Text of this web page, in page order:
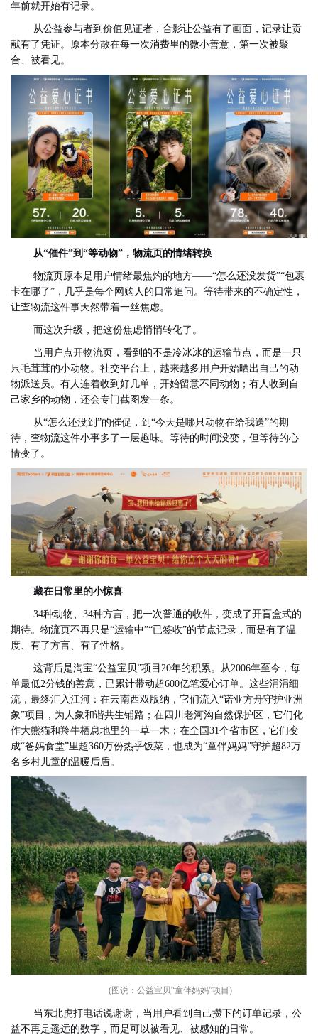
年前就开始有记录。
从公益参与者到价值见证者，合影让公益有了画面，记录让贡
献有了凭证。原本分散在每一次消费里的微小善意，第一次被聚
合、被看见。
从“催件”到“等动物”，物流页的情绪转换
物流页原本是用户情绪最焦灼的地方——“怎么还没发货”“包裹
卡在哪了”，几乎是每个网购人的日常追问。等待带来的不确定性，
让查物流这件事天然带着一丝焦虑。
而这次升级，把这份焦虑悄悄转化了。
当用户点开物流页，看到的不是冷冰冰的运输节点，而是一只
只毛茸茸的小动物。社交平台上，越来越多用户开始晒出自己的动
物派送员。有人连着收到好几单，开始留意不同动物；有人收到自
己家乡的动物，还会专门截图发一条。
从“怎么还没到”的催促，到“今天是哪只动物在给我送”的期
待，查物流这件小事多了一层趣味。等待的时间没变，但等待的心
情变了。
藏在日常里的小惊喜
34种动物、34种方言，把一次普通的收件，变成了开盲盒式的
期待。物流页不再只是“运输中”“已签收”的节点记录，而是有了温
度、有了方言、有了性格。
这背后是淘宝“公益宝贝”项目20年的积累。从2006年至今，每
单最低2分钱的善意，已累计带动超600亿笔爱心订单。这些涓涓细
流，最终汇入江河：在云南西双版纳，它们流入“诺亚方舟守护亚洲
象”项目，为人象和谐共生铺路；在四川老河沟自然保护区，它们化
作大熊猫和羚牛栖息地里的一草一木；在全国31个省市区，它们变
成“爸妈食堂”里超360万份热乎饭菜，也成为“童伴妈妈”守护超82万
名乡村儿童的温暖后盾。
(图说：公益宝贝“童伴妈妈”项目)
当东北虎打电话说谢谢，当用户看到自己攒下的订单记录，公
益不再是遥远的数字，而是可以被看见、被感知的日常。